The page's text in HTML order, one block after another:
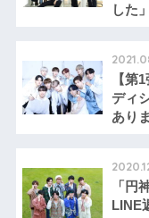
した」
【第
ディ
あり
「円
LINE